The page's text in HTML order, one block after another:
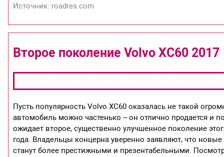
Источник: roadres.com
Второе поколение Volvo XC60 2017
Пусть популярность Volvo XC60 оказалась не такой
автомобиль можно частенько – он отлично продается и
ожидает второе, существенно улучшенное поколение
года. Владельцы концерна уверенно заявляют, что
станут более престижными и презентабельными.